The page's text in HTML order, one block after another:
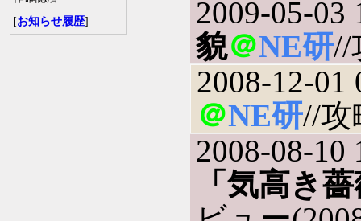
[お知らせ履歴]
2009-05-03
貌＠NE研//
2008-12-01
＠NE研//攻
2008-08-10
「気高き